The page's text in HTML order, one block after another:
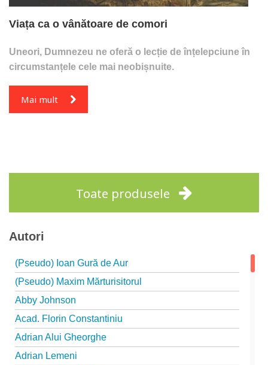
Viața ca o vânătoare de comori
Uneori, Dumnezeu ne oferă o lecție de înțelepciune în
circumstanțele cele mai neobișnuite.
Mai mult
Toate produsele
Autori
(Pseudo) Ioan Gură de Aur
(Pseudo) Maxim Mărturisitorul
Abby Johnson
Acad. Florin Constantiniu
Adrian Alui Gheorghe
Adrian Lemeni